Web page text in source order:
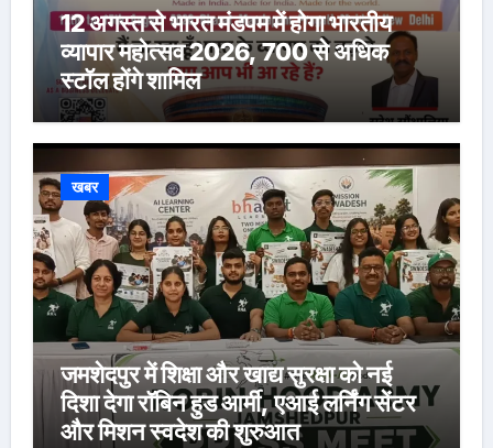
12 अगस्त से भारत मंडपम में होगा भारतीय
व्यापार महोत्सव 2026, 700 से अधिक
स्टॉल होंगे शामिल
खबर
जमशेदपुर में शिक्षा और खाद्य सुरक्षा को नई
दिशा देगा रॉबिन हुड आर्मी, एआई लर्निंग सेंटर
और मिशन स्वदेश की शुरुआत